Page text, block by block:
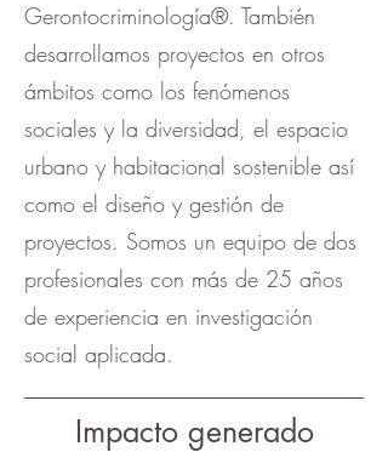
Gerontocriminología®. También
desarrollamos proyectos en otros
ámbitos como los fenómenos
sociales y la diversidad, el espacio
urbano y habitacional sostenible así
como el diseño y gestión de
proyectos. Somos un equipo de dos
profesionales con más de 25 años
de experiencia en investigación
social aplicada.
Impacto generado